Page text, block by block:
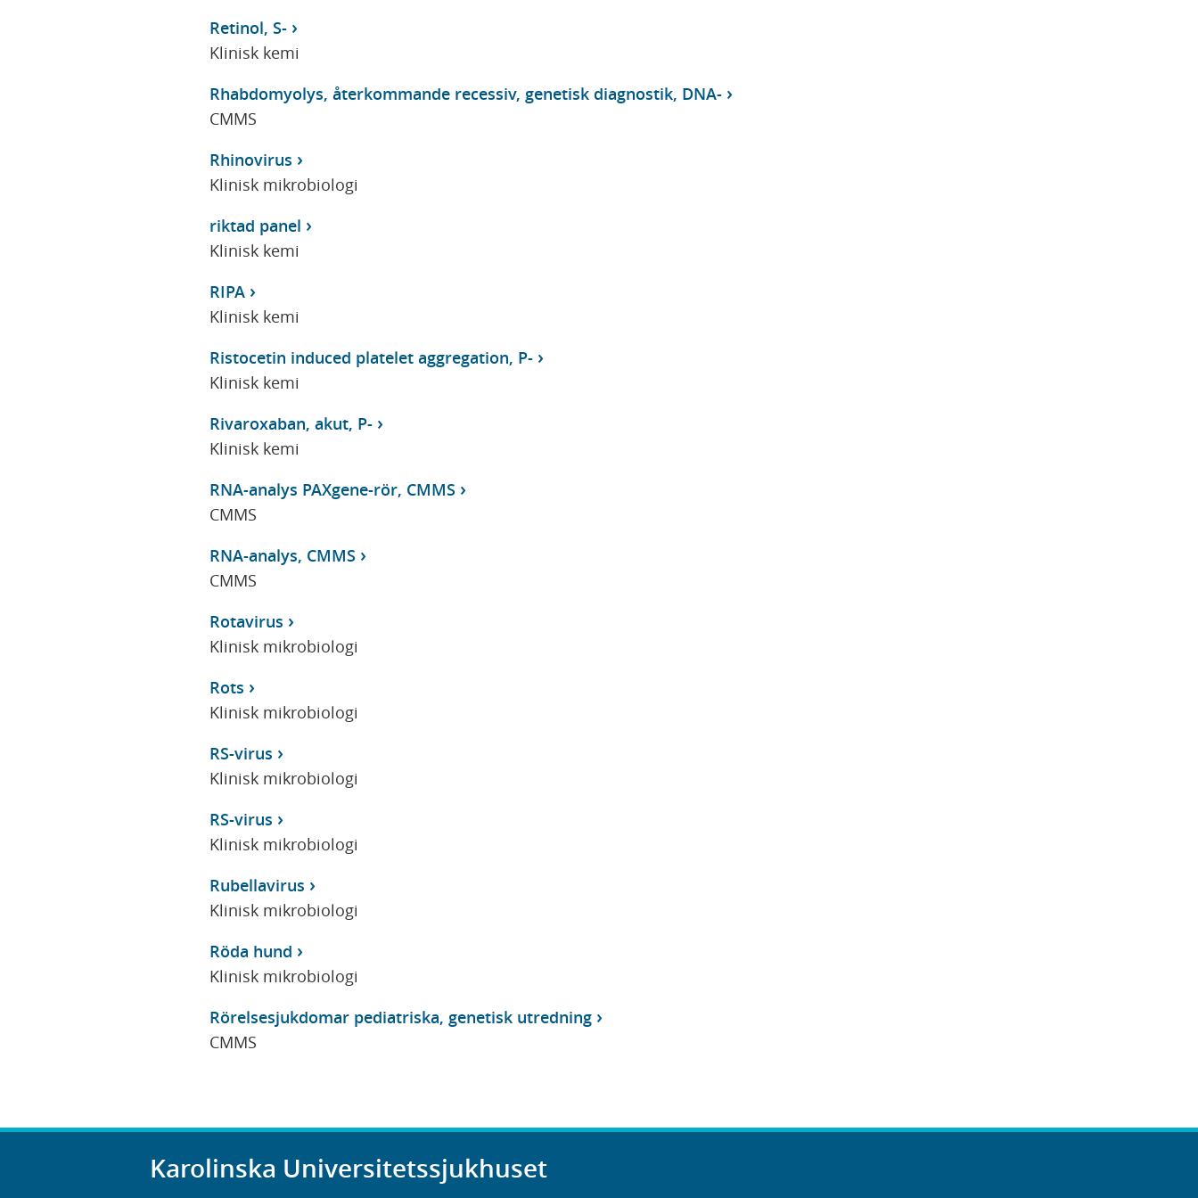
Retinol, S-
Klinisk kemi
Rhabdomyolys, återkommande recessiv, genetisk diagnostik, DNA-
CMMS
Rhinovirus
Klinisk mikrobiologi
riktad panel
Klinisk kemi
RIPA
Klinisk kemi
Ristocetin induced platelet aggregation, P-
Klinisk kemi
Rivaroxaban, akut, P-
Klinisk kemi
RNA-analys PAXgene-rör, CMMS
CMMS
RNA-analys, CMMS
CMMS
Rotavirus
Klinisk mikrobiologi
Rots
Klinisk mikrobiologi
RS-virus
Klinisk mikrobiologi
RS-virus
Klinisk mikrobiologi
Rubellavirus
Klinisk mikrobiologi
Röda hund
Klinisk mikrobiologi
Rörelsesjukdomar pediatriska, genetisk utredning
CMMS
Karolinska Universitetssjukhuset